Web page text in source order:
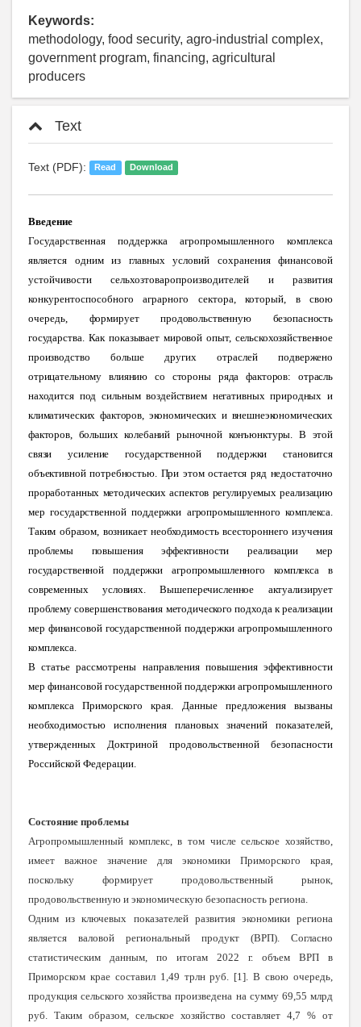
Keywords:
methodology, food security, agro-industrial complex,
government program, financing, agricultural
producers
Text
Text (PDF): Read Download
Введение
Государственная поддержка агропромышленного комплекса
является одним из главных условий сохранения финансовой
устойчивости сельхозтоваропроизводителей и развития
конкурентоспособного аграрного сектора, который, в свою
очередь , формирует продовольственную безопасность
государства. Как показывает мировой опыт, сельскохозяйственное
производство больше других отраслей подвержено
отрицательному влиянию со стороны ряда факторов: отрасль
находится под сильным воздействием негативных природных и
климатических факторов, экономических и внешнеэкономических
факторов, больших колебаний рыночной конъюнктуры. В этой
связи усиление государственной поддержки становится
объективной потребностью. При этом остается ряд недостаточно
проработанных методических аспектов регулируемых реализацию
мер государственной поддержки агропромышленного комплекса.
Таким образом, возникает необходимость всестороннего изучения
проблемы повышения эффективности реализации мер
государственной поддержки агропромышленного комплекса в
современных условиях. Вышеперечисленное актуализирует
проблему совершенствования методического подхода к реализации
мер финансовой государственной поддержкиагропромышленного
комплекса.
В статье рассмотрены направления повышения эффективности
мер финансовой государственной поддержки агропромышленного
комплекса Приморского края. Данные предложения вызваны
необходимостью исполнения плановых значений показателей,
утвержденных Доктриной продовольственной безопасности
Российской Федерации
Состояние проблемы
Агропромышленный комплекс, в том числе сельское хозяйство,
имеет важное значение для экономики Приморского края,
поскольку формирует продовольственный рынок,
продовольственную и экономическую безопасность региона.
Одним из ключевых показателей развития экономики региона
является валовой региональный продукт (ВРП). Согласно
статистическим данным, по итогам 2022 г. объем ВРП в
Приморском крае составил 1,49 трлн руб. [1]. В свою очередь,
продукция сельского хозяйства произведена на сумму 69,55 млрд
руб. Таким образом, сельское хозяйство составляет 4,7 % от